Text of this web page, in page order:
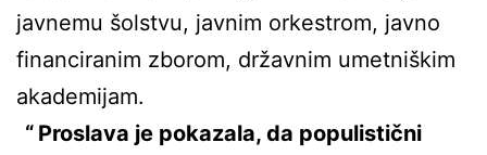
javnemu šolstvu, javnim orkestrom, javno
financiranim zborom, državnim umetniškim
akademijam.
Proslava je pokazala, da populistični